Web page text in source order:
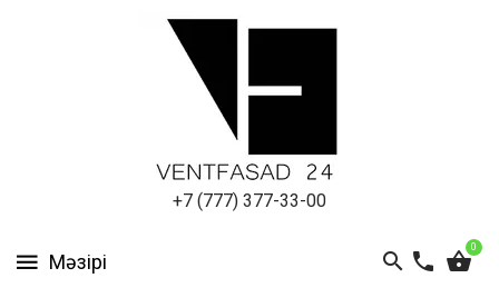
+7 (777) 377-33-00
0